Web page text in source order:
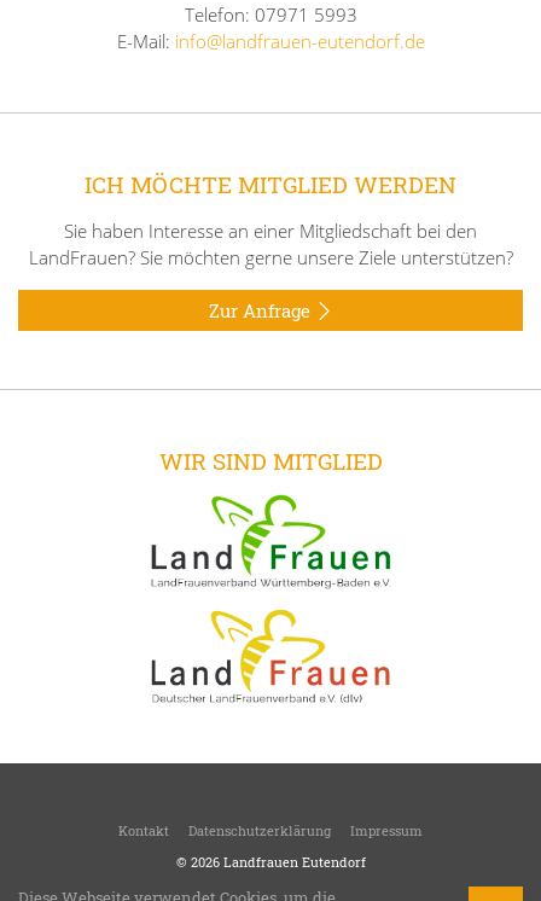
Telefon: 07971 5993
E-Mail: info@landfrauen-eutendorf.de
ICH MÖCHTE MITGLIED WERDEN
Sie haben Interesse an einer Mitgliedschaft bei den
LandFrauen? Sie möchten gerne unsere Ziele unterstützen?
Zur Anfrage
WIR SIND MITGLIED
Kontakt Datenschutzerklärung
Impressum
© 2026 Landfrauen Eutendorf